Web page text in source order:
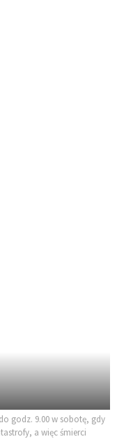
godz. 9.00 w sobotę, gdy
a więc śmierci